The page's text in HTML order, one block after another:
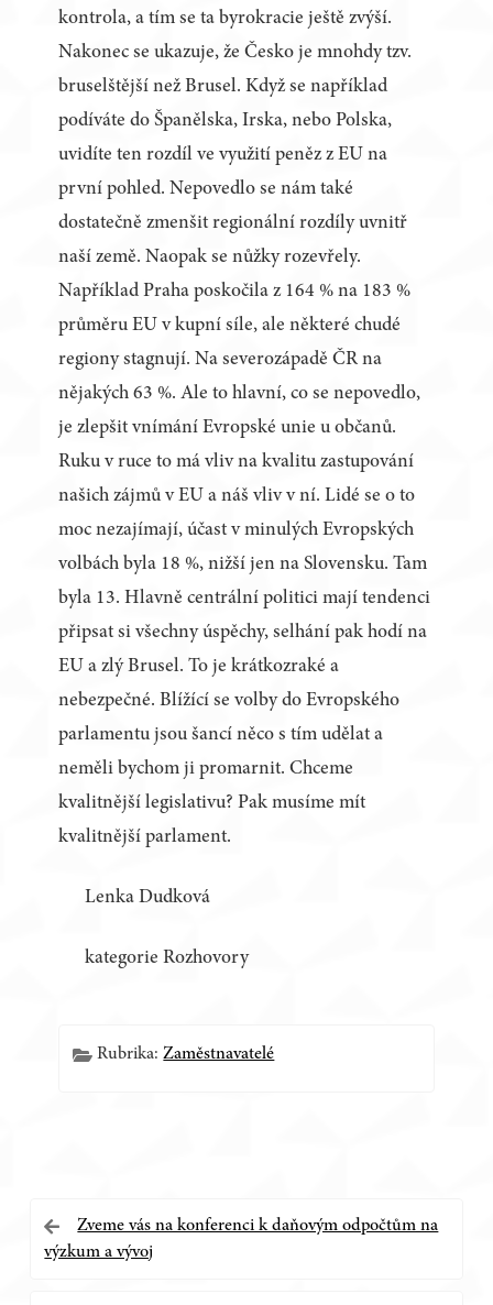
kontrola, a tím se ta byrokracie ještě zvýší.
Nakonec se ukazuje, že Česko je mnohdy tzv.
bruselštější než Brusel. Když se například
podíváte do Španělska, Irska, nebo Polska,
uvidíte ten rozdíl ve využití peněz z EU na
první pohled. Nepovedlo se nám také
dostatečně zmenšit regionální rozdíly uvnitř
naší země. Naopak se nůžky rozevřely.
Například Praha poskočila z 164 % na 183 %
průměru EU v kupní síle, ale některé chudé
regiony stagnují. Na severozápadě ČR na
nějakých 63 %. Ale to hlavní, co se nepovedlo,
je zlepšit vnímání Evropské unie u občanů.
Ruku v ruce to má vliv na kvalitu zastupování
našich zájmů v EU a náš vliv v ní. Lidé se o to
moc nezajímají, účast v minulých Evropských
volbách byla 18 %, nižší jen na Slovensku. Tam
byla 13. Hlavně centrální politici mají tendenci
připsat si všechny úspěchy, selhání pak hodí na
EU a zlý Brusel. To je krátkozraké a
nebezpečné. Blížící se volby do Evropského
parlamentu jsou šancí něco s tím udělat a
neměli bychom ji promarnit. Chceme
kvalitnější legislativu? Pak musíme mít
kvalitnější parlament.
Lenka Dudková
kategorie Rozhovory
Rubrika:Zaměstnavatelé
Navigace
pro
Zveme vás na konferenci k daňovým odpočtům na
výzkum a vývoj